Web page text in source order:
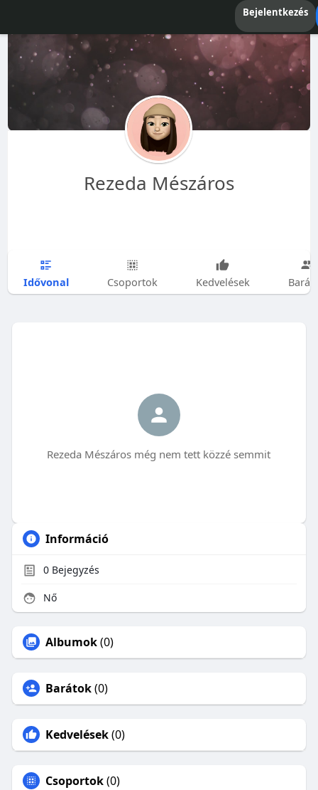
Bejelentkezés
Rezeda Mészáros
Idővonal Csoportok Kedvelések
Rezeda Mészáros még nem tett közzé semmit
Információ
0Bejegyzés
Nő
Albumok(0)
Barátok(0)
Kedvelések(0)
Csoportok(0)